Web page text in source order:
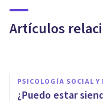
Artículos
que la
PSICOLOGÍA SOCIAL Y
¿Puedo estar